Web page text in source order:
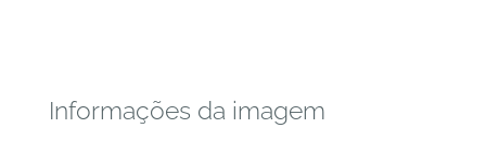
Informações da imagem